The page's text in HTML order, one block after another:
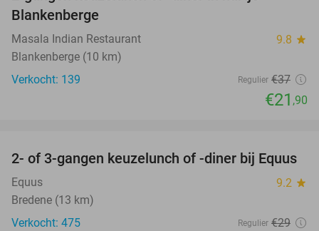
Blankenberge
Masala Indian Restaurant 9.8 star
Blankenberge (10 km)
Verkocht: 139
Regulier €37
€21 ,90
34%
2- of 3-gangen keuzelunch of -diner bij Equus
Equus 9.2 star
Bredene (13 km)
Verkocht: 475
Regulier €29